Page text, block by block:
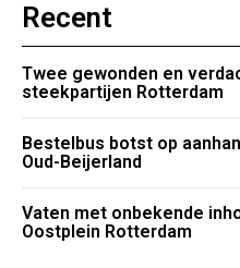
Recent
Twee gewonden en
steekpartijen Rotterdam
Bestelbus botst op
Oud-Beijerland
Vaten met onbekende
Oostplein Rotterdam